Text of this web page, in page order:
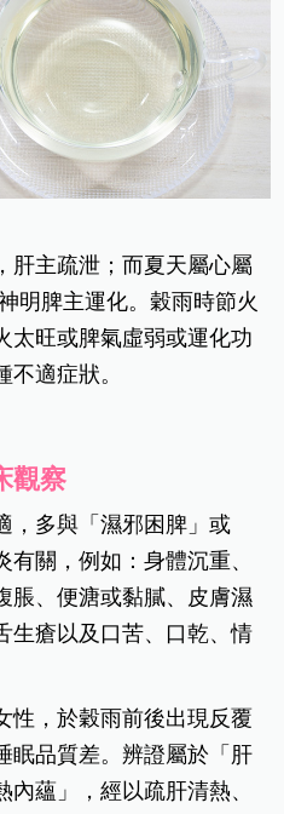
肝主疏泄；而夏天屬心屬
明脾主運化。穀雨時節火
太旺或脾氣虛弱或運化功
適症狀。
觀察
，多與「濕邪困脾」或
有關，例如：身體沉重、
脹、便溏或黏膩、皮膚濕
生瘡以及口苦、口乾、情
性，於穀雨前後出現反覆
眠品質差。辨證屬於「肝
蘊」，經以疏肝清熱、